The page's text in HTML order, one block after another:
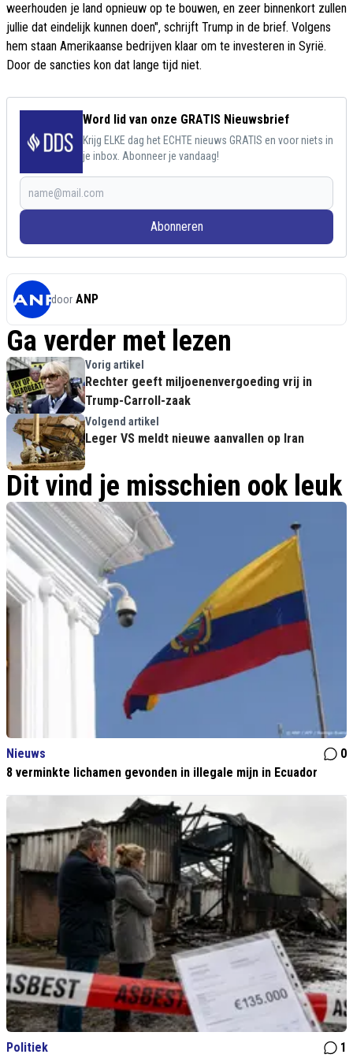
weerhouden je land opnieuw op te bouwen, en zeer binnenkort zullen
jullie dat eindelijk kunnen doen", schrijft Trump in de brief. Volgens
hem staan Amerikaanse bedrijven klaar om te investeren in Syrië.
Door de sancties kon dat lange tijd niet.
Word lid van onze GRATIS Nieuwsbrief
Krijg ELKE dag het ECHTE nieuws GRATIS en voor niets in
je inbox. Abonneer je vandaag!
Abonneren
door ANP
Ga verder met lezen
Vorig artikel
Rechter geeft miljoenenvergoeding vrij in
Trump-Carroll-zaak
Volgend artikel
Leger VS meldt nieuwe aanvallen op Iran
Dit vind je misschien ook leuk
Nieuws
0
8 verminkte lichamen gevonden in illegale mijn in Ecuador
Politiek
1